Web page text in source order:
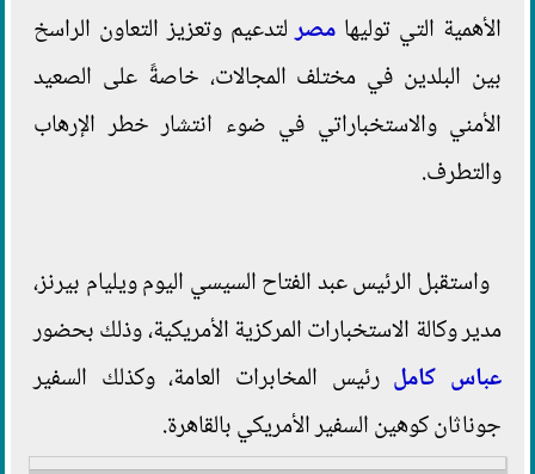
الأهمية التي توليها مصرلتدعيم وتعزيز التعاون الراسخ
بين البلدين في مختلف المجالات، خاصةً على الصعيد
الأمني والاستخباراتي في ضوء انتشار خطر الإرهاب
والتطرف.
واستقبل الرئيس عبد الفتاح السيسي اليوم ويليام بيرنز،
مدير وكالة الاستخبارات المركزية الأمريكية، وذلك بحضور
عباس كامل رئيس المخابرات العامة، وكذلك السفير
جوناثان كوهين السفير الأمريكي بالقاهرة.